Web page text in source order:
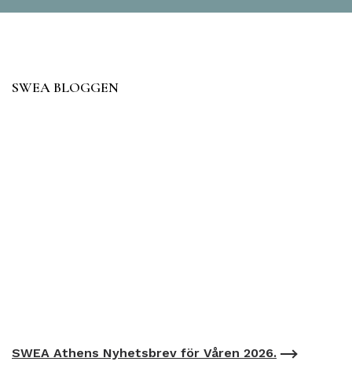
SWEA BLOGGEN
SWEA Athens Nyhetsbrev för Våren 2026.